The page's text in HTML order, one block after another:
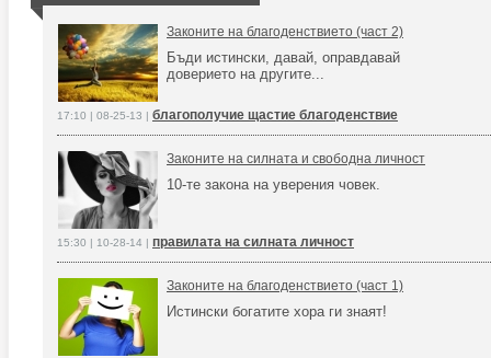
Законите на благоденствието (част 2)
Бъди истински, давай, оправдавай
доверието на другите...
17:10 | 08-25-13 | благополучие щастие благоденствие
Законите на силната и свободна личност
10-те закона на уверения човек.
15:30 | 10-28-14 | правилата на силната личност
Законите на благоденствието (част 1)
Истински богатите хора ги знаят!